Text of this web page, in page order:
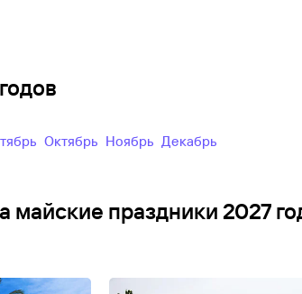
Октябрь Ноябрь
Декабрь
майские праздники 2027